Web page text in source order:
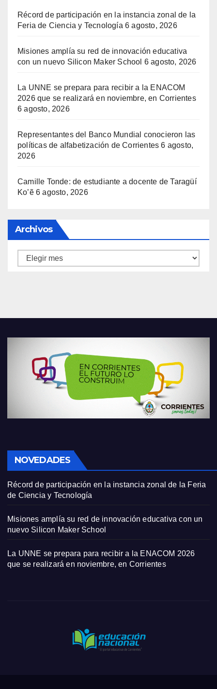
Récord de participación en la instancia zonal de la
Feria de Ciencia y Tecnología 6 agosto, 2026
Misiones amplía su red de innovación educativa
con un nuevo Silicon Maker School 6 agosto, 2026
La UNNE se prepara para recibir a la ENACOM
2026 que se realizará en noviembre, en Corrientes
6 agosto, 2026
Representantes del Banco Mundial conocieron las
políticas de alfabetización de Corrientes 6 agosto,
2026
Camille Tonde: de estudiante a docente de Taragüí
Ko’ẽ 6 agosto, 2026
Archivos
Archivos
NOVEDADES
Récord de participación en la instancia zonal de la Feria
de Ciencia y Tecnología
Misiones amplía su red de innovación educativa con un
nuevo Silicon Maker School
La UNNE se prepara para recibir a la ENACOM 2026
que se realizará en noviembre, en Corrientes